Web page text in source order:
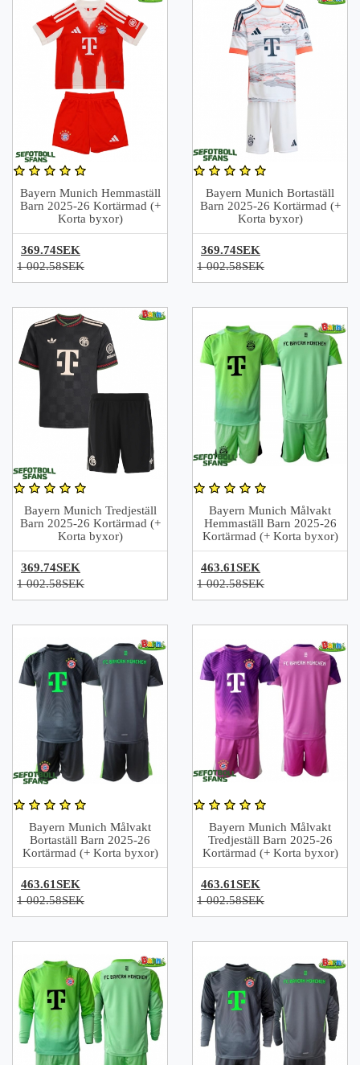
Bayern Munich Hemmaställ
Barn 2025-26 Kortärmad (+
Korta byxor)
369.74SEK
1 002.58SEK
Bayern Munich Bortaställ
Barn 2025-26 Kortärmad (+
Korta byxor)
369.74SEK
1 002.58SEK
Bayern Munich Tredjeställ
Barn 2025-26 Kortärmad (+
Korta byxor)
369.74SEK
1 002.58SEK
Bayern Munich Målvakt
Hemmaställ Barn 2025-26
Kortärmad (+ Korta byxor)
463.61SEK
1 002.58SEK
Bayern Munich Målvakt
Bortaställ Barn 2025-26
Kortärmad (+ Korta byxor)
463.61SEK
1 002.58SEK
Bayern Munich Målvakt
Tredjeställ Barn 2025-26
Kortärmad (+ Korta byxor)
463.61SEK
1 002.58SEK